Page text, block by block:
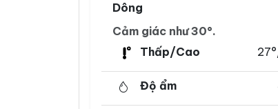
Dông
Cảm giác như 30°.
Thấp/Cao
Độ ẩm